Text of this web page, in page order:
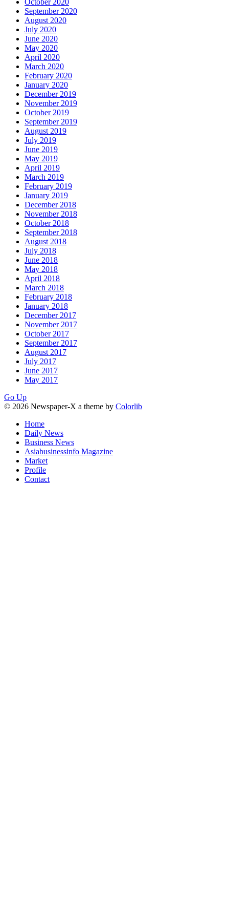
October 2020
September 2020
August 2020
July 2020
June 2020
May 2020
April 2020
March 2020
February 2020
January 2020
December 2019
November 2019
October 2019
September 2019
August 2019
July 2019
June 2019
May 2019
April 2019
March 2019
February 2019
January 2019
December 2018
November 2018
October 2018
September 2018
August 2018
July 2018
June 2018
May 2018
April 2018
March 2018
February 2018
January 2018
December 2017
November 2017
October 2017
September 2017
August 2017
July 2017
June 2017
May 2017
Go Up
© 2026 Newspaper-X a theme by Colorlib
Home
Daily News
Business News
Asiabusinessinfo Magazine
Market
Profile
Contact